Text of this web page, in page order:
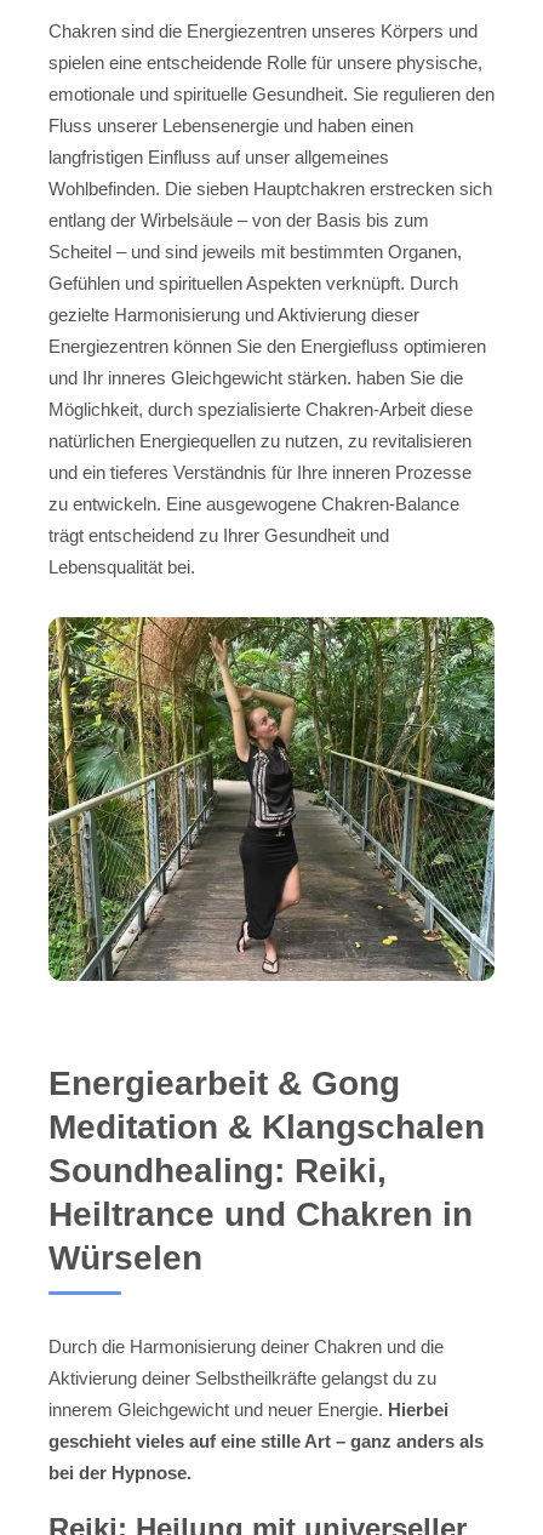
Chakren sind die Energiezentren unseres Körpers und
spielen eine entscheidende Rolle für unsere physische,
emotionale und spirituelle Gesundheit. Sie regulieren den
Fluss unserer Lebensenergie und haben einen
langfristigen Einfluss auf unser allgemeines
Wohlbefinden. Die sieben Hauptchakren erstrecken sich
entlang der Wirbelsäule – von der Basis bis zum
Scheitel – und sind jeweils mit bestimmten Organen,
Gefühlen und spirituellen Aspekten verknüpft. Durch
gezielte Harmonisierung und Aktivierung dieser
Energiezentren können Sie den Energiefluss optimieren
und Ihr inneres Gleichgewicht stärken. haben Sie die
Möglichkeit, durch spezialisierte Chakren-Arbeit diese
natürlichen Energiequellen zu nutzen, zu revitalisieren
und ein tieferes Verständnis für Ihre inneren Prozesse
zu entwickeln. Eine ausgewogene Chakren-Balance
trägt entscheidend zu Ihrer Gesundheit und
Lebensqualität bei.
Energiearbeit & Gong
Meditation & Klangschalen
Soundhealing: Reiki,
Heiltrance und Chakren in
Würselen
Durch die Harmonisierung deiner Chakren und die
Aktivierung deiner Selbstheilkräfte gelangst du zu
innerem Gleichgewicht und neuer Energie. Hierbei
geschieht vieles auf eine stille Art – ganz anders als
bei der Hypnose.